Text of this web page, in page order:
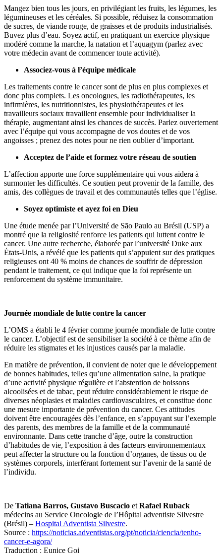
Mangez bien tous les jours, en privilégiant les fruits, les légumes, les
légumineuses et les céréales. Si possible, réduisez la consommation
de sucres, de viande rouge, de graisses et de produits industrialisés.
Buvez plus d’eau. Soyez actif, en pratiquant un exercice physique
modéré comme la marche, la natation et l’aquagym (parlez avec
votre médecin avant de commencer toute activité).
Associez-vous à l’équipe médicale
Les traitements contre le cancer sont de plus en plus complexes et
donc plus complets. Les oncologues, les radiothérapeutes, les
infirmières, les nutritionnistes, les physiothérapeutes et les
travailleurs sociaux travaillent ensemble pour individualiser la
thérapie, augmentant ainsi les chances de succès. Parlez ouvertement
avec l’équipe qui vous accompagne de vos doutes et de vos
angoisses ; prenez des notes pour ne rien oublier d’important.
Acceptez de l’aide et formez votre réseau de soutien
L’affection apporte une force supplémentaire qui vous aidera à
surmonter les difficultés. Ce soutien peut provenir de la famille, des
amis, des collègues de travail et des communautés telles que l’église.
Soyez optimiste et ayez foi en Dieu
Une étude menée par l’Université de São Paulo au Brésil (USP) a
montré que la religiosité renforce les patients qui luttent contre le
cancer. Une autre recherche, élaborée par l’université Duke aux
États-Unis, a révélé que les patients qui s’appuient sur des pratiques
religieuses ont 40 % moins de chances de souffrir de dépression
pendant le traitement, ce qui indique que la foi représente un
renforcement du système immunitaire.
Journée mondiale de lutte contre la cancer
L’OMS a établi le 4 février comme journée mondiale de lutte contre
le cancer. L’objectif est de sensibiliser la société à ce thème afin de
réduire les stigmates et les injustices causés par la maladie.
En matière de prévention, il convient de noter que le développement
de bonnes habitudes, telles qu’une alimentation saine, la pratique
d’une activité physique régulière et l’abstention de boissons
alcoolisées et de tabac, peut réduire considérablement le risque de
diverses néoplasies et maladies cardiovasculaires, et constitue donc
une mesure importante de prévention du cancer. Ces attitudes
doivent être encouragées dès l’enfance, en s’appuyant sur l’exemple
des parents, des membres de la famille et de la communauté
environnante. Dans cette tranche d’âge, outre la construction
d’habitudes de vie, l’exposition à des facteurs environnementaux
peut affecter la structure ou la fonction d’organes, de tissus ou de
systèmes corporels, interférant fortement sur l’avenir de la santé de
l’individu.
De Tatiana Barros, Gustavo Buscacio et Rafael Ruback
médecins au Service Oncologie de l’Hôpital adventiste Silvestre
(Brésil) – Hospital Adventista Silvestre.
Source : https://noticias.adventistas.org/pt/noticia/ciencia/tenho-
cancer-e-agora/
Traduction : Eunice Goi